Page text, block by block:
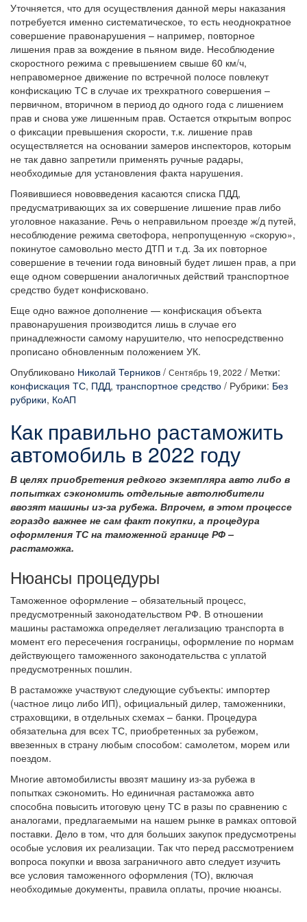
Уточняется, что для осуществления данной меры наказания
потребуется именно систематическое, то есть неоднократное
совершение правонарушения – например, повторное
лишения прав за вождение в пьяном виде. Несоблюдение
скоростного режима с превышением свыше 60 км/ч,
неправомерное движение по встречной полосе повлекут
конфискацию ТС в случае их трехкратного совершения –
первичном, вторичном в период до одного года с лишением
прав и снова уже лишенным прав. Остается открытым вопрос
о фиксации превышения скорости, т.к. лишение прав
осуществляется на основании замеров инспекторов, которым
не так давно запретили применять ручные радары,
необходимые для установления факта нарушения.
Появившиеся нововведения касаются списка ПДД,
предусматривающих за их совершение лишение прав либо
уголовное наказание. Речь о неправильном проезде ж/д путей,
несоблюдение режима светофора, непропущенную «скорую»,
покинутое самовольно место ДТП и т.д. За их повторное
совершение в течении года виновный будет лишен прав, а при
еще одном совершении аналогичных действий транспортное
средство будет конфисковано.
Еще одно важное дополнение — конфискация объекта
правонарушения производится лишь в случае его
принадлежности самому нарушителю, что непосредственно
прописано обновленным положением УК.
Опубликовано Николай Терников / Сентябрь 19, 2022 / Метки:
конфискация ТС, ПДД, транспортное средство / Рубрики: Без
рубрики, КоАП
Как правильно растаможить
автомобиль в 2022 году
В целях приобретения редкого экземпляра авто либо в
попытках сэкономить отдельные автолюбители
ввозят машины из-за рубежа. Впрочем, в этом процессе
гораздо важнее не сам факт покупки, а процедура
оформления ТС на таможенной границе РФ –
растаможка.
Нюансы процедуры
Таможенное оформление – обязательный процесс,
предусмотренный законодательством РФ. В отношении
машины растаможка определяет легализацию транспорта в
момент его пересечения госграницы, оформление по нормам
действующего таможенного законодательства с уплатой
предусмотренных пошлин.
В растаможке участвуют следующие субъекты: импортер
(частное лицо либо ИП), официальный дилер, таможенники,
страховщики, в отдельных схемах – банки. Процедура
обязательна для всех ТС, приобретенных за рубежом,
ввезенных в страну любым способом: самолетом, морем или
поездом.
Многие автомобилисты ввозят машину из-за рубежа в
попытках сэкономить. Но единичная растаможка авто
способна повысить итоговую цену ТС в разы по сравнению с
аналогами, предлагаемыми на нашем рынке в рамках оптовой
поставки. Дело в том, что для больших закупок предусмотрены
особые условия их реализации. Так что перед рассмотрением
вопроса покупки и ввоза заграничного авто следует изучить
все условия таможенного оформления (ТО), включая
необходимые документы, правила оплаты, прочие нюансы.